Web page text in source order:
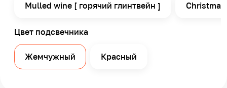
Mulled wine [ горячий глинтвейн ]
Цвет подсвечника
Жемчужный Красный